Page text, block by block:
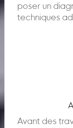
poser un
techniques
Avant des